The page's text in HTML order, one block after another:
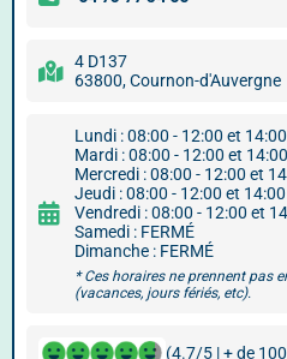
4 D137
63800, Cournon-d'Auvergne
Lundi : 08:00 - 12:00 et
Mardi : 08:00 - 12:00 et
Mercredi : 08:00 - 12:00 et
Jeudi : 08:00 - 12:00 et
Vendredi : 08:00 - 12:00 et
Samedi : FERMÉ
Dimanche : FERMÉ
* Ces horaires ne prennent pas
(vacances, jours fériés, etc).
(4.7/5 | + de